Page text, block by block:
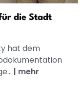
die Stadt
hat dem
| mehr